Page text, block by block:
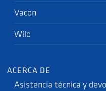
Vacon
Wilo
ACERCA DE
Asistencia técnica y